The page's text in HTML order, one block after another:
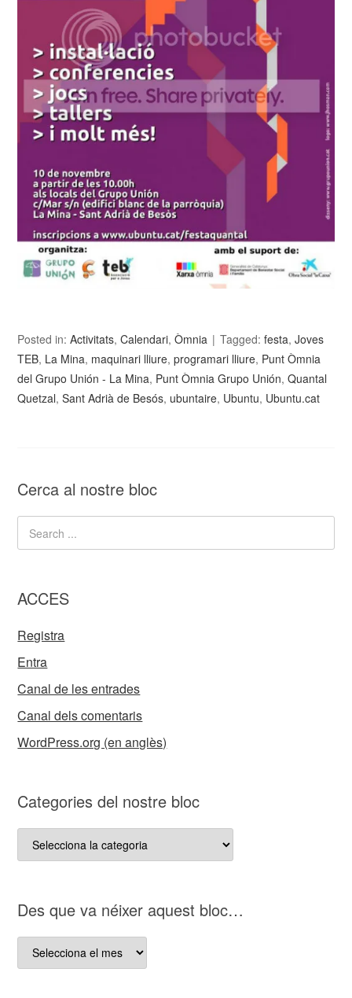
Posted in:Activitats,Calendari,Òmnia Tagged:festa,Joves
TEB, La Mina, maquinari lliure,programari lliure, Punt Òmnia
del Grupo Unión - La Mina, Punt Òmnia Grupo Unión,Quantal
Quetzal,Sant Adrià de Besós, ubuntaire, Ubuntu, Ubuntu.cat
Cerca al nostre bloc
ACCES
Registra
Entra
Canal de les entrades
Canal dels comentaris
WordPress.org (en anglès)
Categories del nostre bloc
Categories
del
D es que va néixer aquest bloc…
D es
que